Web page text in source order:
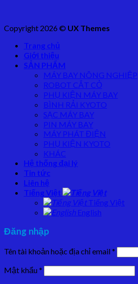
Copyright 2026 © UX Themes
Trang chủ
Giới thiệu
SẢN PHẨM
MÁY BAY NÔNG NGHIỆP
ROBOT CẮT CỎ
PHỤ KIỆN MÁY BAY
BÌNH RẢI KYOTO
SẠC MÁY BAY
PIN MÁY BAY
MÁY PHÁT ĐIỆN
PHỤ KIỆN KYOTO
KHÁC
Hệ thống đại lý
Tin tức
Liên hệ
Tiếng Việt
Tiếng Việt
English
Đăng nhập
Tên tài khoản hoặc địa chỉ email*
Mật khẩu*